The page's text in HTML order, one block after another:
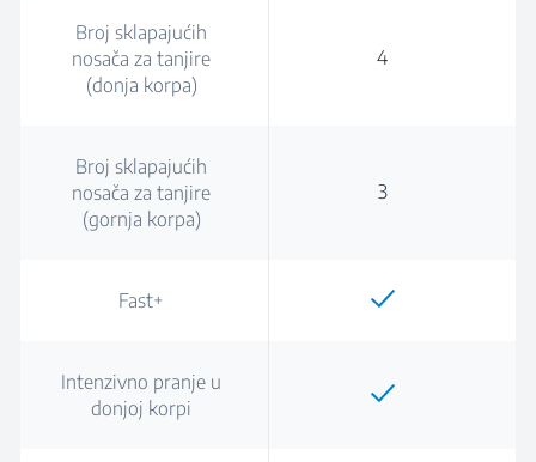
Broj sklapajućih
nosača za tanjire
(donja korpa)
4
Broj sklapajućih
nosača za tanjire
(gornja korpa)
3
Fast+
Intenzivno pranje u
donjoj korpi